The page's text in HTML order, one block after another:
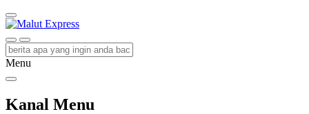
Malut Express
Berita Lebih Cepat
Menu
Kanal Menu